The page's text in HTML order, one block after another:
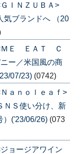
ＩＮＺＵＢＡ>
気ブランドへ （20
ＭＥ ＥＡＴ Ｃ
ー／米国風の商
07/23) (0742)
ａｎｏｌｅａｆ>
Ｓ使い分け、新
）('23/06/26) (073
ョージアワイン